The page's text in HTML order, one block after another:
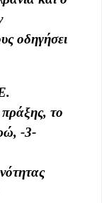
οδηγήσει
το
-3-